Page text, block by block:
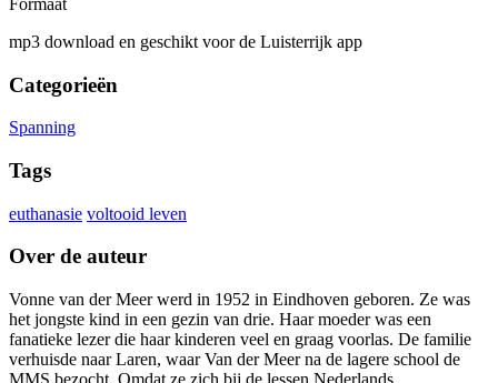
mp3 download en geschikt voor de Luisterrijk app
Categorieën
Spanning
Tags
euthanasie voltooid leven
Over de auteur
Vonne van der Meer werd in 1952 in Eindhoven geboren. Ze was
het jongste kind in een gezin van drie. Haar moeder was een
fanatieke lezer die haar kinderen veel en graag voorlas. De familie
verhuisde naar Laren, waar Van der Meer na de lagere school de